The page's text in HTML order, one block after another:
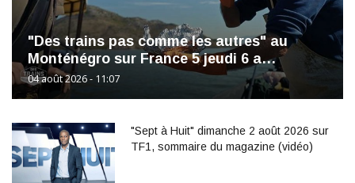
"Des trains pas comme les autres" au
Monténégro sur France 5 jeudi 6 a…
04 août 2026 - 11:07
"Sept à Huit" dimanche 2 août 2026 sur
TF1, sommaire du magazine (vidéo)